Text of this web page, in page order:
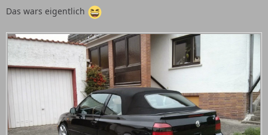
Das wars eigentlich